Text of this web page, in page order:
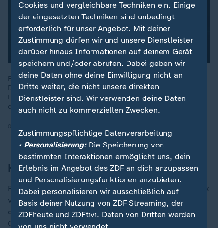
Bei einer koronaren Herzerkrankung kann es zu
Durchblutungsstörungen durch Kalkablagerungen in den
Herzkranzgefäßen kommen. Das führt im schlimmsten Fall zu
einem Herzinfarkt.
Kritik von Krankenkassen und Ärzten
Für seine Vorschläge erntet der Minister weiterhin Kritik
von Krankenkassen und Medizinern, insbesondere für
den Ansatz, bereits Kindern und Jugendlichen
Cholesterin- und Lipidsenker zu verschreiben. Dies
Cookies und vergleichbare Techniken ein. Einige
der eingesetzten Techniken sind unbedingt
erforderlich für unser Angebot. Mit deiner
Zustimmung dürfen wir und unsere Dienstleister
darüber hinaus Informationen auf deinem Gerät
speichern und/oder abrufen. Dabei geben wir
deine Daten ohne deine Einwilligung nicht an
Dritte weiter, die nicht unsere direkten
Dienstleister sind. Wir verwenden deine Daten
auch nicht zu kommerziellen Zwecken.
Zustimmungspflichtige Datenverarbeitung
• Personalisierung:Die Speicherung von
bestimmten Interaktionen ermöglicht uns, dein
Erlebnis im Angebot des ZDF an dich anzupassen
und Personalisierungsfunktionen anzubieten.
Dabei personalisieren wir ausschließlich auf
Basis deiner Nutzung von ZDF Streaming, der
ZDFheute und ZDFtivi. Daten von Dritten werden